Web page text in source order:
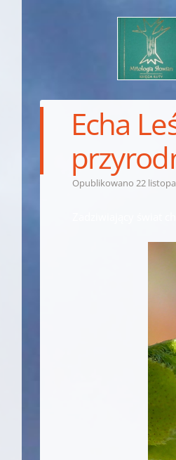
Echa
Opublikowano22